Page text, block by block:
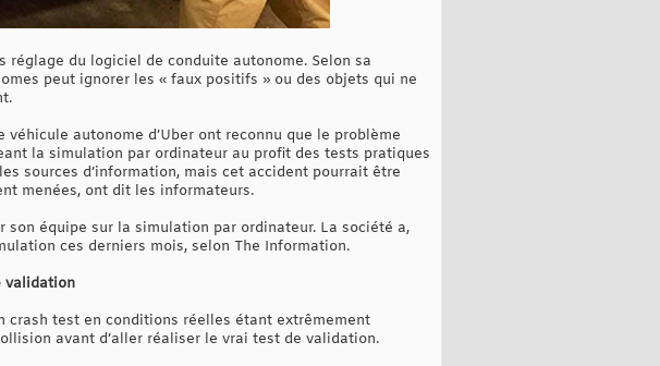
réglage du logiciel de conduite autonome. Selon sa
peut ignorer les « faux positifs » ou des objets qui ne
autonome d’Uber ont reconnu que le problème
la simulation par ordinateur au profit des tests pratiques
sources d’information, mais cet accident pourrait être
menées, ont dit les informateurs.
équipe sur la simulation par ordinateur. La société a,
ces derniers mois, selon The Information.
validation
crash test en conditions réelles étant extrêmement
avant d’aller réaliser le vrai test de validation.